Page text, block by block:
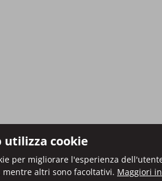
utilizza cookie
per migliorare l'esperienza
altri sono facoltativi. Maggiori